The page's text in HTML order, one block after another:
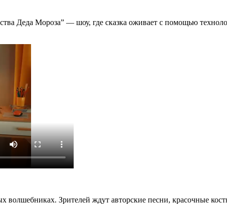
Деда Мороза” — шоу, где сказка оживает с помощью
Зрителей ждут авторские песни, красочные